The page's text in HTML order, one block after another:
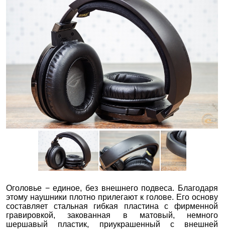
Оголовье − единое, без внешнего подвеса. Благодаря
этому наушники плотно прилегают к голове. Его основу
составляет стальная гибкая пластина с фирменной
гравировкой, закованная в матовый, немного
шершавый пластик, приукрашенный с внешней